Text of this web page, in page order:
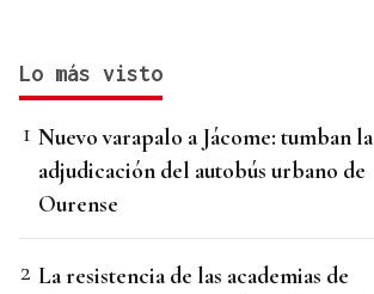
Lo más visto
Nuevo varapalo a Jácome: tumban la
adjudicación del autobús urbano de
Ourense
La resistencia de las academias de